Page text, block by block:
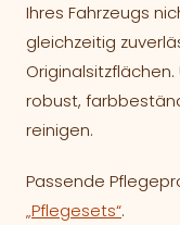
Ihres Fahrzeugs
gleichzeitig
robust,
reinigen.
Passende
„Pflegesets“.